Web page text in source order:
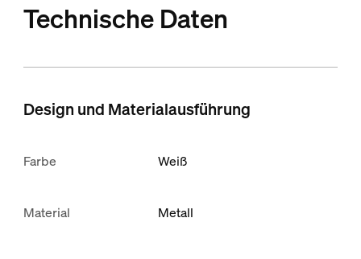
Technische Daten
Design und Materialausführung
Farbe Weiß
Material Metall